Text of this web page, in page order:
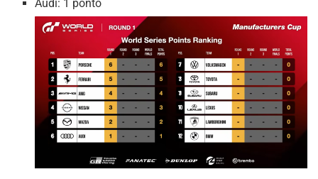
Audi: 1 ponto